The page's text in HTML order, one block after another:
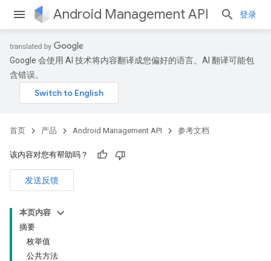
Android Management API 登录
Google 会使用 AI 技术将内容翻译成您偏好的语言。AI 翻译可能包
含错误。
首页 产品 Android Management API 参考文档
该内容对您有帮助吗？
发送反馈
本页内容
摘要
枚举值
公共方法